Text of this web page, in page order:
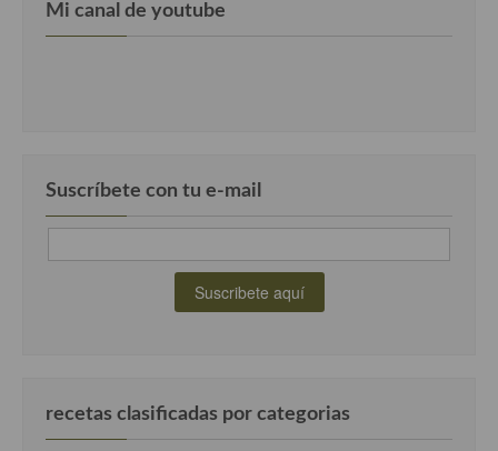
Cocina portuguesa
Cocina Turca
Mi canal de youtube
Suscríbete con tu e-mail
recetas clasificadas por categorias